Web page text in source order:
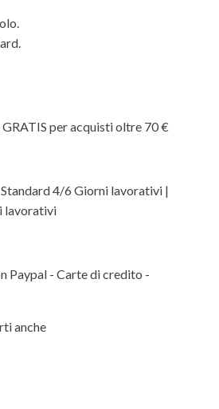
GRATIS per acquisti oltre 70 €
4/6 Giorni lavorativi |
lavorativi
Paypal - Carte di credito -
anche